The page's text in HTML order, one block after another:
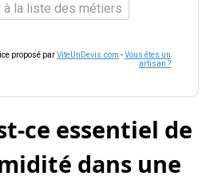
à la liste des métiers
proposé parViteUnDevis.com -Vous êtes un
artisan ?
ce essentiel de
dans une